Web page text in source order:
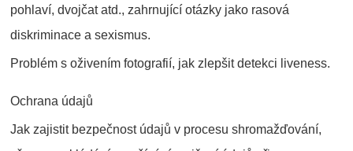
pohlaví, dvojčat atd., zahrnující otázky jako rasová
diskriminace a sexismus.
Problém s oživením fotografií, jak zlepšit detekci liveness.
Ochrana údajů
Jak zajistit bezpečnost údajů v procesu shromažďování,